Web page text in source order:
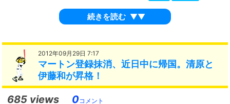
続きを読む ▼▼
2012年09月29日 7:17
マートン登録抹消、近日中に帰国。清原と
伊藤和が昇格！
685 views 0コメント